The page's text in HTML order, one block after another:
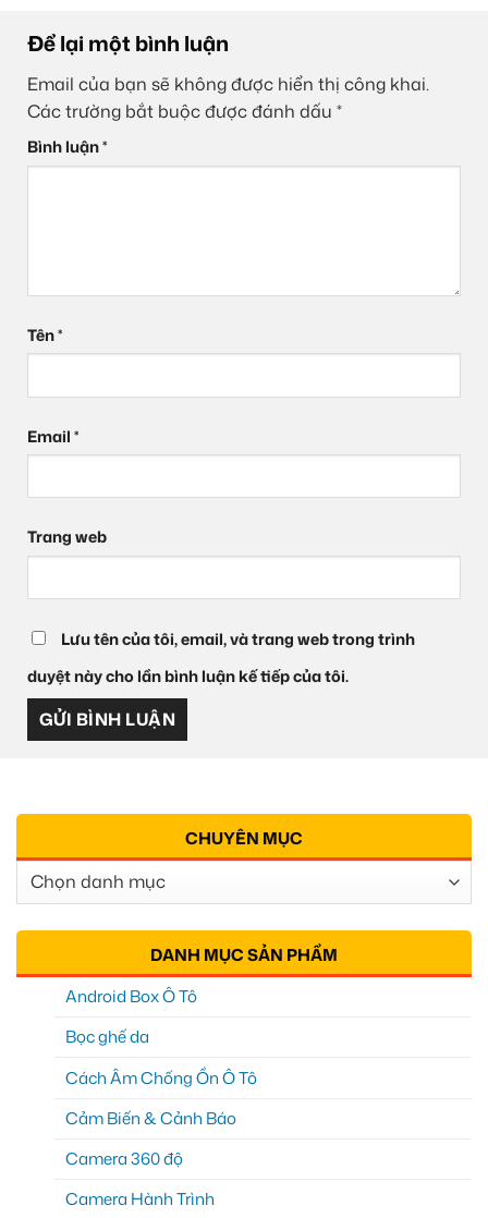
Để lại một bình luận
Email của bạn sẽ không được hiển thị công khai.
Các trường bắt buộc được đánh dấu *
Bình luận*
Tên*
Email*
Trang web
Lưu tên của tôi, email, và trang web trong trình
duyệt này cho lần bình luận kế tiếp của tôi.
CHUYÊN MỤC
Chuyên
Mục
DANH MỤC SẢN PHẨM
Android Box Ô Tô
Bọc ghế da
Cách Âm Chống Ồn Ô Tô
Cảm Biến & Cảnh Báo
Camera 360 độ
Camera Hành Trình